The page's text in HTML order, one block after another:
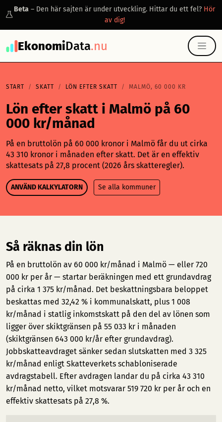
Beta – Den här sajten är under utveckling. Hittar du ett fel? Hör
av dig!
EkonomiData.nu
START SKATT LÖN EFTER SKATT MALMÖ, 60 000 KR
Lön efter skatt i Malmö på 60
000 kr/månad
På en bruttolön på 60 000 kronor i Malmö får du ut cirka
43 310 kronor i månaden efter skatt. Det är en effektiv
skattesats på 27,8 procent (2026 års skatteregler).
ANVÄND KALKYLATORN Se alla kommuner
Så räknas din lön
På en bruttolön av 60 000 kr/månad i Malmö — eller 720
000 kr per år — startar beräkningen med ett grundavdrag
på cirka 1 375 kr/månad. Det beskattningsbara beloppet
beskattas med 32,42 % i kommunalskatt, plus 1 008
kr/månad i statlig inkomstskatt på den del av lönen som
ligger över skiktgränsen på 55 033 kr i månaden
(skiktgränsen 643 000 kr/år efter grundavdrag).
Jobbskatteavdraget sänker sedan slutskatten med 3 325
kr/månad enligt Skatteverkets schabloniserade
avdragstabell. Efter avdragen landar du på cirka 43 310
kr/månad netto, vilket motsvarar 519 720 kr per år och en
effektiv skattesats på 27,8 %.